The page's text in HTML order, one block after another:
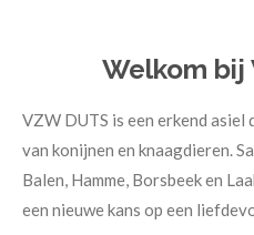
Welkom bij
VZW DUTS is een erkend
van konijnen en knaagdieren.
Balen, Hamme, Borsbeek en
een nieuwe kans op een